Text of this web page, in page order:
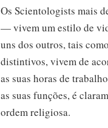
Os Scientologists mais
— vivem um estilo de
uns dos outros, tais
distintivos, vivem de
as suas horas de
as suas funções, é
ordem religiosa.